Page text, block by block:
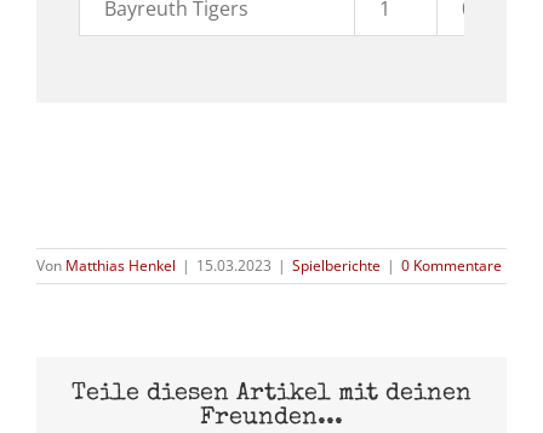
Bayreuth Tigers 1 0
Von Matthias Henkel | 15.03.2023 | Spielberichte | 0 Kommentare
Teile diesen Artikel mit deinen
Freunden...